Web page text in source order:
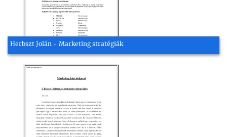
Herbszt Jolán - Marketing stratégiák